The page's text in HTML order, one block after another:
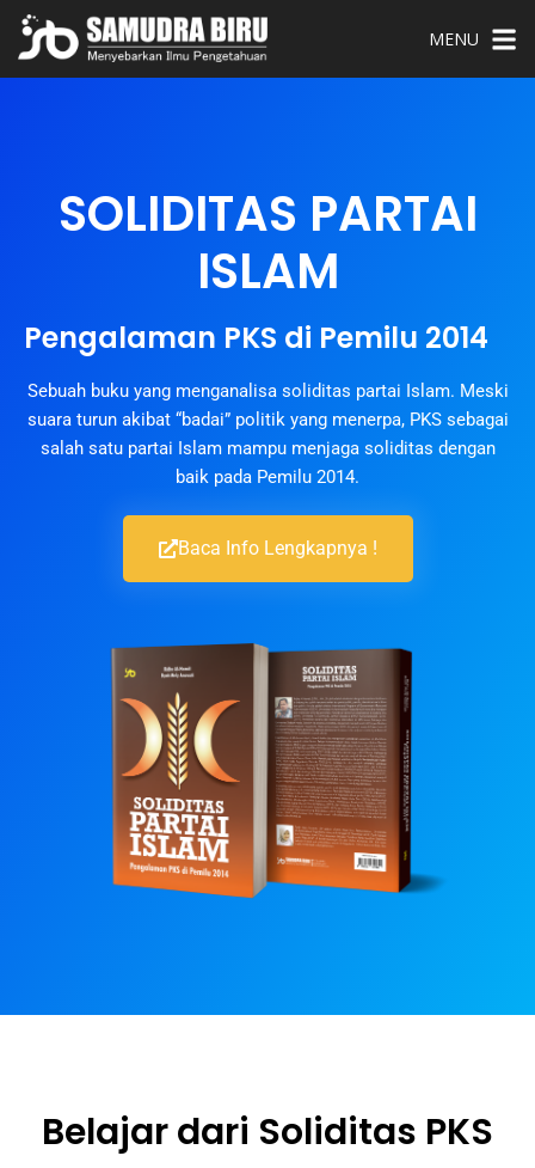
MENU
SOLIDITAS PARTAI
ISLAM
Pengalaman PKS di Pemilu 2014
Sebuah buku yang menganalisa soliditas partai Islam. Meski
suara turun akibat “badai” politik yang menerpa, PKS sebagai
salah satu partai Islam mampu menjaga soliditas dengan
baik pada Pemilu 2014.
Baca Info Lengkapnya !
Belajar dari Soliditas PKS